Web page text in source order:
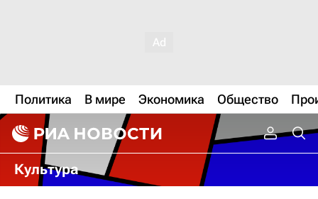
Политика В мире Экономика Общество
Культура